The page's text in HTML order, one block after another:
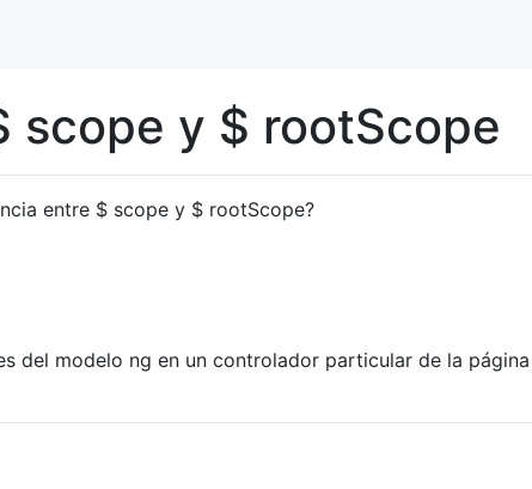
scope y $ rootScope
entre $ scope y $ rootScope?
del modelo ng en un controlador particular de la